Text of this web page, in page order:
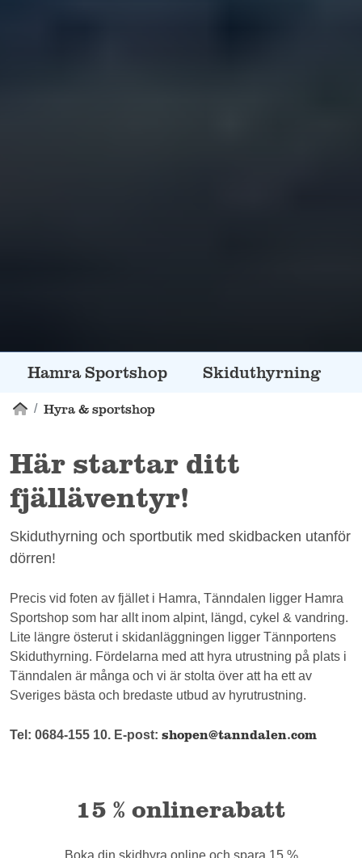
Hamra Sportshop Skiduthyrning
Hyra & sportshop
Här startar ditt
fjälläventyr!
Skiduthyrning och sportbutik med skidbacken utanför
dörren!
Precis vid foten av fjället i Hamra, Tänndalen ligger Hamra
Sportshop som har allt inom alpint, längd, cykel & vandring.
Lite längre österut i skidanläggningen ligger Tännportens
Skiduthyrning. Fördelarna med att hyra utrustning på plats i
Tänndalen är många och vi är stolta över att ha ett av
Sveriges bästa och bredaste utbud av hyrutrustning.
Tel: 0684-155 10. E-post: shopen@tanndalen.com
15 % onlinerabatt
Boka din skidhyra online och spara 15 %